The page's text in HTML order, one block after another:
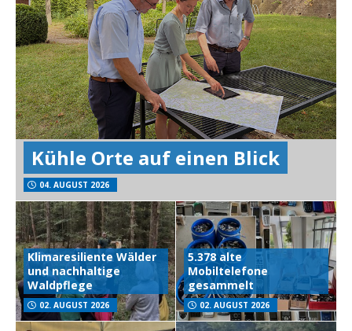
Kühle Orte auf einen Blick
04. AUGUST 2026
Klimaresiliente Wälder
und nachhaltige
Waldpflege
02. AUGUST 2026
5.378 alte
Mobiltelefone
gesammelt
02. AUGUST 2026